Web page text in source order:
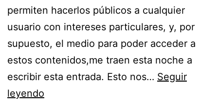
permiten hacerlos públicos a cualquier
usuario con intereses particulares, y, por
supuesto, el medio para poder acceder a
estos contenidos,me traen esta noche a
escribir esta entrada. Esto nos… Seguir
leyendo